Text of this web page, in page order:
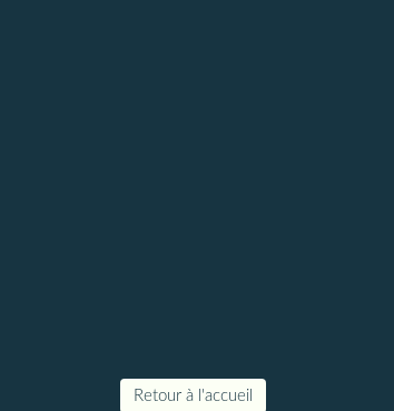
Retour à l'accueil